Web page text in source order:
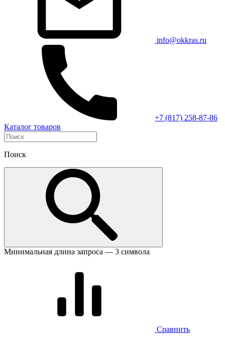
info@okkras.ru
+7 (817) 258-87-86
Каталог товаров
Поиск
Минимальная длина запроса — 3 символа
Сравнить